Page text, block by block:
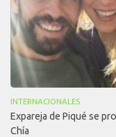
INTERNACIONALES
Expareja de Piqué se
Chía